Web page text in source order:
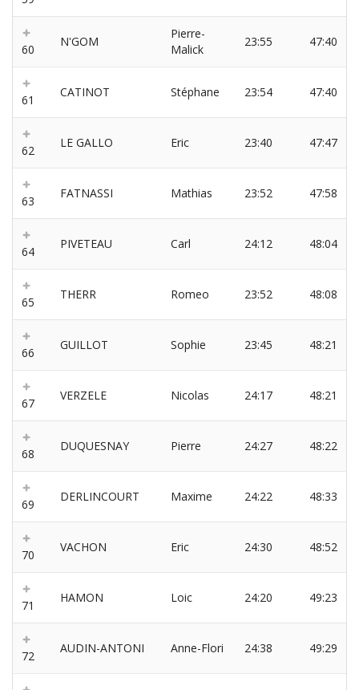
60
N'GOM
Pierre-
Malick
23:55 47:40
61
CATINOT Stéphane 23:54 47:40
62
LE GALLO Eric 23:40 47:47
63
FATNASSI Mathias 23:52 47:58
64
PIVETEAU Carl 24:12 48:04
65
THERR Romeo 23:52 48:08
66
GUILLOT Sophie 23:45 48:21
67
VERZELE Nicolas 24:17 48:21
68
DUQUESNAY Pierre 24:27 48:22
69
DERLINCOURT Maxime 24:22 48:33
70
VACHON Eric 24:30 48:52
71
HAMON Loic 24:20 49:23
72
AUDIN-ANTONI Anne-Flori 24:38 49:29